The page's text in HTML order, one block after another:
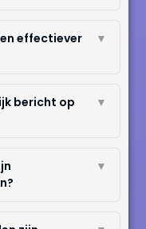
effectiever
▼
bericht op
▼
▼